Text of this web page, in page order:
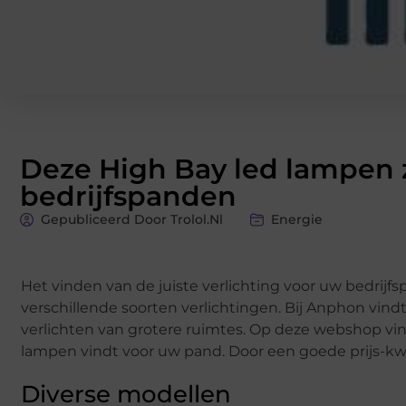
Deze High Bay led
bedrijfspanden
Gepubliceerd Door Trolol.nl Energie
Het vinden van de juiste verlichting voor uw
verschillende soorten verlichtingen. Bij Anphon
verlichten van grotere ruimtes. Op deze webshop
lampen vindt voor uw pand. Door een goede prijs-
Diverse modellen